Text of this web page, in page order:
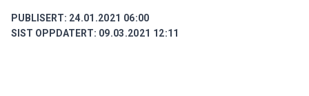
PUBLISERT: 24.01.2021 06:00
SIST OPPDATERT: 09.03.2021 12:11